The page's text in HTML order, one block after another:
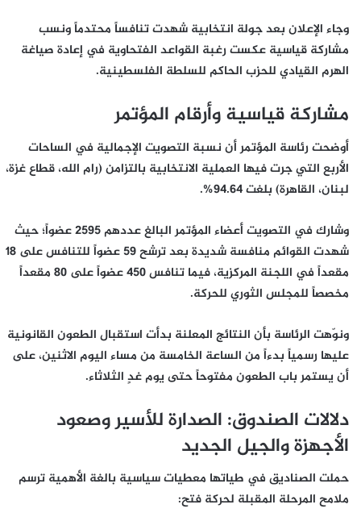
وجاء الإعلان بعد جولة انتخابية شهدت تنافساً محتدماً ونسب
مشاركة قياسية عكست رغبة القواعد الفتحاوية في إعادة صياغة
الهرم القيادي للحزب الحاكم للسلطة الفلسطينية.
مشاركة قياسية وأرقام المؤتمر
أوضحت رئاسة المؤتمر أن نسبة التصويت الإجمالية في الساحات
الأربع التي جرت فيها العملية الانتخابية بالتزامن (رام الله، قطاع غزة،
لبنان، القاهرة) بلغت94.64%
.
وشارك في التصويت أعضاء المؤتمر البالغ عددهم 2595 عضواً
؛ حيث
شهدت القوائم منافسة شديدة بعد ترشح 59 عضواً للتنافس على 18
مقعداً في اللجنة المركزية، فيما تنافس 450 عضواً على 80 مقعداً
مخصصاً للمجلس الثوري للحركة.
ونوّهت الرئاسة بأن النتائج المعلنة بدأت استقبال الطعون القانونية
عليها رسمياً بدءاً من الساعة الخامسة من مساء اليوم الاثنين، على
أن يستمر باب الطعون مفتوحاً حتى يوم غدٍ الثلاثاء.
دلالات الصندوق: الصدارة للأسير وصعود
الأجهزة والجيل الجديد
حملت الصناديق في طياتها معطيات سياسية بالغة الأهمية ترسم
ملامح المرحلة المقبلة لحركة فتح: